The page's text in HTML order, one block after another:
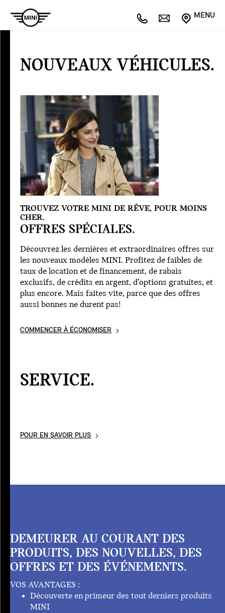
MENU
VÉHICULES
Offres
SERVICE
NOUVEAUX VÉHICULES.
TROUVEZ VOTRE MINI DE RÊVE, POUR MOINS
CHER.
OFFRES SPÉCIALES.
Découvrez les dernières et extraordinaires offres sur
les nouveaux modèles MINI. Profitez de faibles de
taux de location et de financement, de rabais
exclusifs, de crédits en argent, d’options gratuites, et
plus encore. Mais faites vite, parce que des offres
aussi bonnes ne durent pas!
COMMENCER À ÉCONOMISER
SERVICE.
POUR EN SAVOIR PLUS
DEMEURER AU COURANT DES
PRODUITS, DES NOUVELLES, DES
OFFRES ET DES ÉVÉNEMENTS.
VOS AVANTAGES :
Découverte en primeur des tout derniers produits
MINI